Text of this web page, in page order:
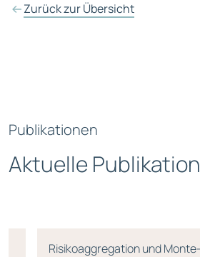
Zurück zur Übersicht
Publikationen
Aktuelle
Risikoaggregation und